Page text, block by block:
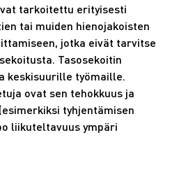
tarkoitettu erityisesti
tai muiden hienojakoisten
jotka eivät tarvitse
Tasosekoitin
keskisuurille työmaille.
ovat sen tehokkuus ja
tyhjentämisen
liikuteltavuus ympäri